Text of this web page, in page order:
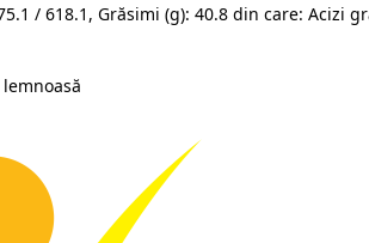
/ 618.1, Grăsimi (g): 40.8 din care: Acizi